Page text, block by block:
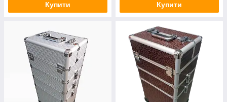
Купити Купити